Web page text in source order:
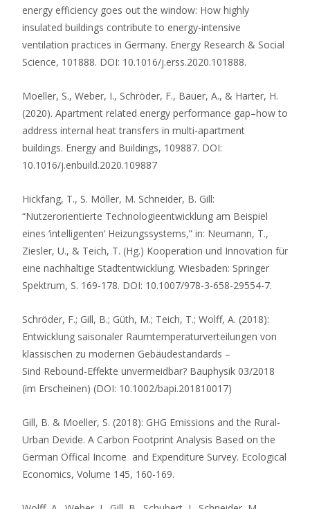
energy efficiency goes out the window: How highly
insulated buildings contribute to energy-intensive
ventilation practices in Germany. Energy Research & Social
Science, 101888. DOI: 10.1016/j.erss.2020.101888.
Moeller, S., Weber, I., Schröder, F., Bauer, A., & Harter, H.
(2020). Apartment related energy performance gap–how to
address internal heat transfers in multi-apartment
buildings. Energy and Buildings, 109887. DOI:
10.1016/j.enbuild.2020.109887
Hickfang, T., S. Möller, M. Schneider, B. Gill:
“Nutzerorientierte Technologieentwicklung am Beispiel
eines ‘intelligenten’ Heizungssystems,” in: Neumann, T.,
Ziesler, U., & Teich, T. (Hg.) Kooperation und Innovation für
eine nachhaltige Stadtentwicklung. Wiesbaden: Springer
Spektrum, S. 169-178. DOI: 10.1007/978-3-658-29554-7.
Schröder, F.; Gill, B.; Güth, M.; Teich, T.; Wolff, A. (2018):
Entwicklung saisonaler Raumtemperaturverteilungen von
klassischen zu modernen Gebäudestandards –
Sind Rebound-Effekte unvermeidbar? Bauphysik 03/2018
(im Erscheinen) (DOI: 10.1002/bapi.201810017)
Gill, B. & Moeller, S. (2018): GHG Emissions and the Rural-
Urban Devide. A Carbon Footprint Analysis Based on the
German Offical Income and Expenditure Survey. Ecological
Economics, Volume 145, 160-169.